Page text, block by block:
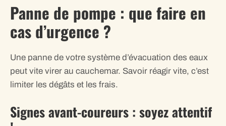
Panne de pompe : que faire en
cas d’urgence ?
Une panne de votre système d’évacuation des eaux
peut vite virer au cauchemar. Savoir réagir vite, c’est
limiter les dégâts et les frais.
Signes avant-coureurs : soyez attentif